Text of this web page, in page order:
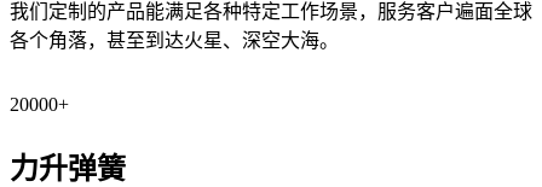
我们定制的产品能满足各种特定工作场景，服务客户遍面全球
各个角落，甚至到达火星、深空大海。
20000+
力升弹簧